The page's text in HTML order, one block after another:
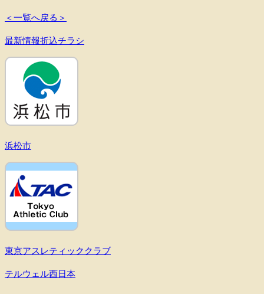
＜一覧へ戻る＞
最新情報折込チラシ
浜松市
東京アスレティッククラブ
テルウェル西日本